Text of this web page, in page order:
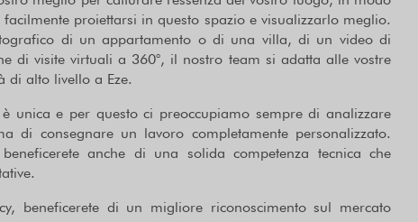
proiettarsi in questo spazio e visualizzarlo meglio.
di un appartamento o di una villa, di un video di
di visite virtuali a 360°, il nostro team si adatta alle vostre
di alto livello a Eze.
unica e per questo ci preoccupiamo sempre di analizzare
di consegnare un lavoro completamente personalizzato.
anche di una solida competenza tecnica che
beneficerete di un migliore riconoscimento sul mercato